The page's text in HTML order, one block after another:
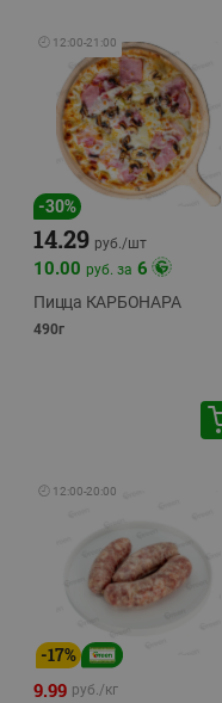
🕘 12:00-21:00
-30%
14.29 руб./шт
10.00 руб. за 6
Пицца КАРБОНАРА
490г
🕘 12:00-20:00
-17%
9.99 руб./кг